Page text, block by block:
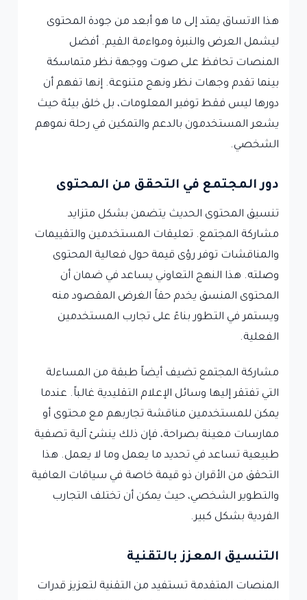
هذا الاتساق يمتد إلى ما هو أبعد من جودة المحتوى
ليشمل العرض والنبرة ومواءمة القيم. أفضل
المنصات تحافظ على صوت ووجهة نظر متماسكة
بينما تقدم وجهات نظر ونهج متنوعة. إنها تفهم أن
دورها ليس فقط توفير المعلومات، بل خلق بيئة حيث
يشعر المستخدمون بالدعم والتمكين في رحلة نموهم
الشخصي.
دور المجتمع في التحقق من المحتوى
تنسيق المحتوى الحديث يتضمن بشكل متزايد
مشاركة المجتمع. تعليقات المستخدمين والتقييمات
والمناقشات توفر رؤى قيمة حول فعالية المحتوى
وصلته. هذا النهج التعاوني يساعد في ضمان أن
المحتوى المنسق يخدم حقاً الغرض المقصود منه
ويستمر في التطور بناءً على تجارب المستخدمين
الفعلية.
مشاركة المجتمع تضيف أيضاً طبقة من المساءلة
التي تفتقر إليها وسائل الإعلام التقليدية غالباً. عندما
يمكن للمستخدمين مناقشة تجاربهم مع محتوى أو
ممارسات معينة بصراحة، فإن ذلك ينشئ آلية تصفية
طبيعية تساعد في تحديد ما يعمل وما لا يعمل. هذا
التحقق من الأقران ذو قيمة خاصة في سياقات العافية
والتطوير الشخصي، حيث يمكن أن تختلف التجارب
الفردية بشكل كبير.
التنسيق المعزز بالتقنية
المنصات المتقدمة تستفيد من التقنية لتعزيز قدرات